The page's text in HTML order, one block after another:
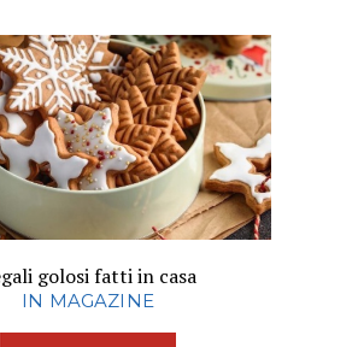
golosi fatti in casa
IN MAGAZINE